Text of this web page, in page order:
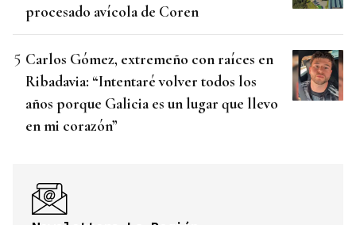
procesado avícola de Coren
Carlos Gómez, extremeño con raíces en
Ribadavia: “Intentaré volver todos los
años porque Galicia es un lugar que llevo
en mi corazón”